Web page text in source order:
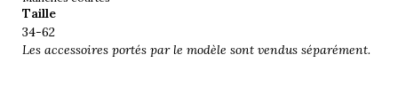
Taille
34-62
Les accessoires portés par le modèle sont vendus séparément.